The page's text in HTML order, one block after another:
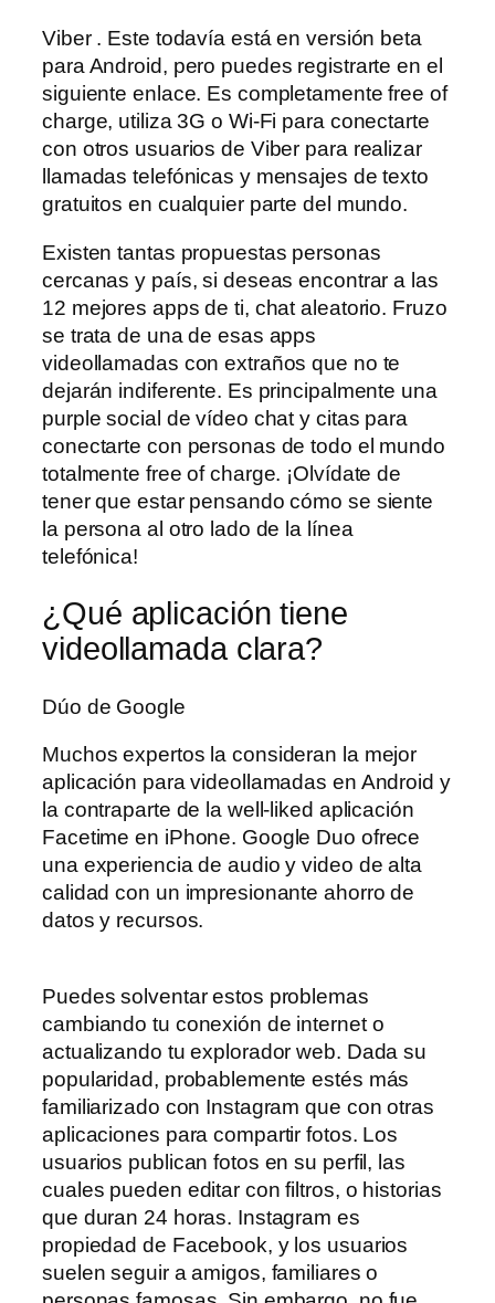
Viber . Este todavía está en versión beta
para Android, pero puedes registrarte en el
siguiente enlace. Es completamente free of
charge, utiliza 3G o Wi-Fi para conectarte
con otros usuarios de Viber para realizar
llamadas telefónicas y mensajes de texto
gratuitos en cualquier parte del mundo.
Existen tantas propuestas personas
cercanas y país, si deseas encontrar a las
12 mejores apps de ti, chat aleatorio. Fruzo
se trata de una de esas apps
videollamadas con extraños que no te
dejarán indiferente. Es principalmente una
purple social de vídeo chat y citas para
conectarte con personas de todo el mundo
totalmente free of charge. ¡Olvídate de
tener que estar pensando cómo se siente
la persona al otro lado de la línea
telefónica!
¿Qué aplicación tiene
videollamada clara?
Dúo de Google
Muchos expertos la consideran la mejor
aplicación para videollamadas en Android y
la contraparte de la well-liked aplicación
Facetime en iPhone. Google Duo ofrece
una experiencia de audio y video de alta
calidad con un impresionante ahorro de
datos y recursos.
Puedes solventar estos problemas
cambiando tu conexión de internet o
actualizando tu explorador web. Dada su
popularidad, probablemente estés más
familiarizado con Instagram que con otras
aplicaciones para compartir fotos. Los
usuarios publican fotos en su perfil, las
cuales pueden editar con filtros, o historias
que duran 24 horas. Instagram es
propiedad de Facebook, y los usuarios
suelen seguir a amigos, familiares o